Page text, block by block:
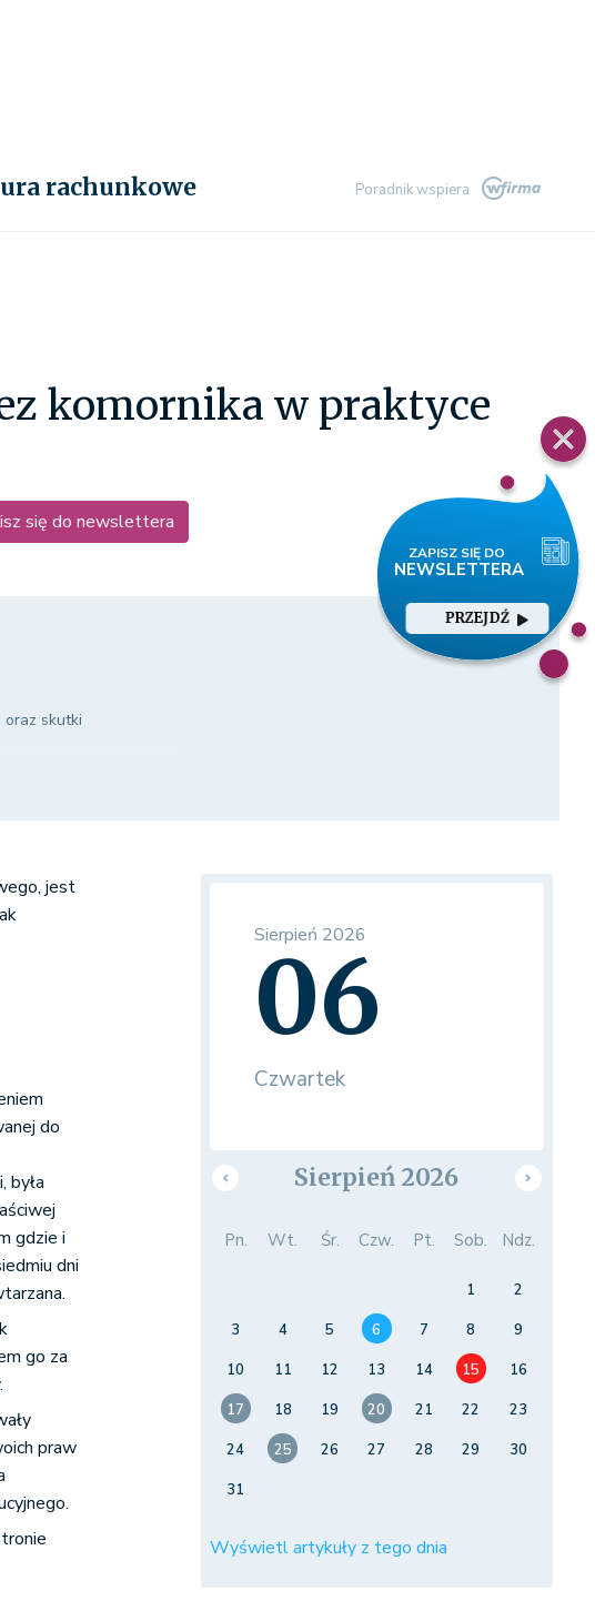
rachunkowe Poradnik wspiera
PRZEJDŹ
komornika w praktyce
się do newslettera
oraz skutki
jest
do
była
gdzie i
dni
go za
praw
Sierpień 2026
06
Czwartek
Sierpień 2026
Pn. Wt. Śr. Czw. Pt. Sob. Ndz.
1
2
3
4 5 6 7 8
9
10
11 12 13 14 15
16
17
18 19 20 21 22
23
24
25 26 27 28 29
30
31
Wyświetl artykuły z tego dnia